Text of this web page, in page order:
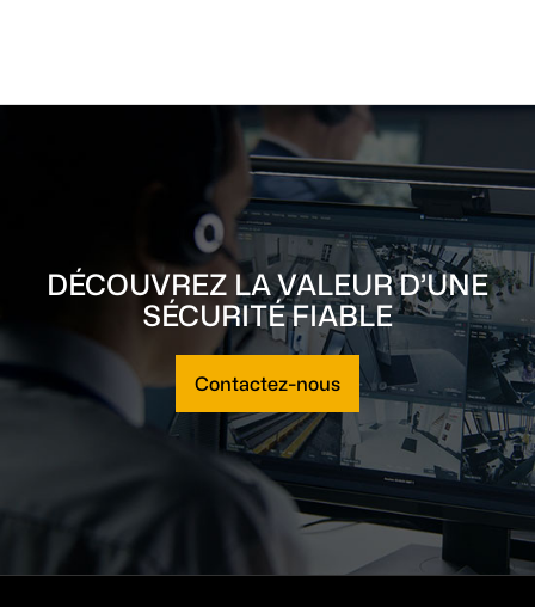
DÉCOUVREZ LA VALEUR D’UNE
SÉCURITÉ FIABLE
Contactez-nous